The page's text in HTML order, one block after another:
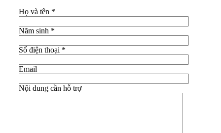
Họ và tên *
Năm sinh *
Số điện thoại *
Email
Nội dung cần hỗ trợ